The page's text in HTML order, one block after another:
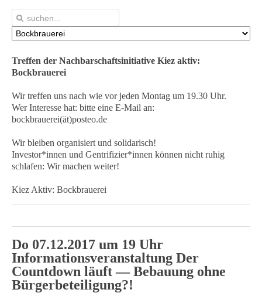
Treffen der Nachbarschaftsinitiative Kiez aktiv:
Bockbrauerei
Wir treffen uns nach wie vor jeden Montag um 19.30 Uhr.
Wer Interesse hat: bitte eine E-Mail an:
bockbrauerei(ät)posteo.de
Wir bleiben organisiert und solidarisch!
Investor*innen und Gentrifizier*innen können nicht ruhig
schlafen: Wir machen weiter!
Kiez Aktiv: Bockbrauerei
Do 07.12.2017 um 19 Uhr
Informationsveranstaltung Der
Countdown läuft — Bebauung ohne
Bürgerbeteiligung?!